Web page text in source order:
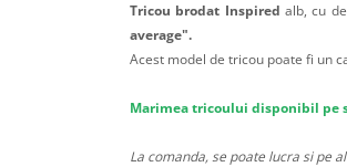
Tricou brodat Inspired alb, cu
average".
Acest model de tricou poate fi un
Marimea tricoului disponibil pe
La comanda, se poate lucra si pe